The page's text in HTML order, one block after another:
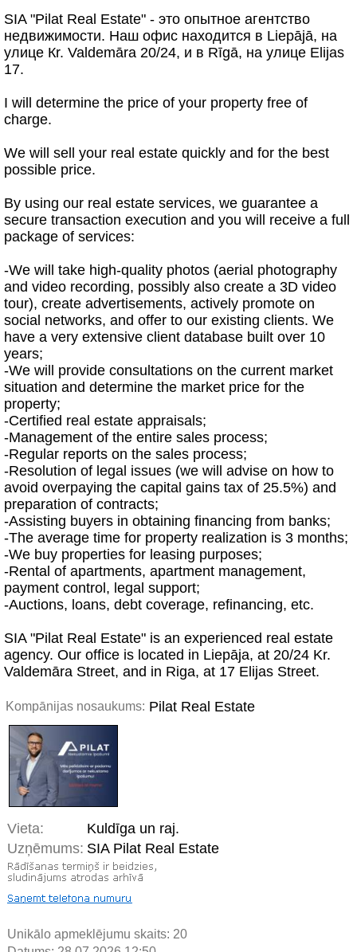
SIA "Pilat Real Estate" - это опытное агентство
недвижимости. Наш офис находится в Liepājā, на
улице Кr. Valdemāra 20/24, и в Rīgā, на улице Elijas
17.
I will determine the price of your property free of
charge.
We will sell your real estate quickly and for the best
possible price.
By using our real estate services, we guarantee a
secure transaction execution and you will receive a full
package of services:
-We will take high-quality photos (aerial photography
and video recording, possibly also create a 3D video
tour), create advertisements, actively promote on
social networks, and offer to our existing clients. We
have a very extensive client database built over 10
years;
-We will provide consultations on the current market
situation and determine the market price for the
property;
-Certified real estate appraisals;
-Management of the entire sales process;
-Regular reports on the sales process;
-Resolution of legal issues (we will advise on how to
avoid overpaying the capital gains tax of 25.5%) and
preparation of contracts;
-Assisting buyers in obtaining financing from banks;
-The average time for property realization is 3 months;
-We buy properties for leasing purposes;
-Rental of apartments, apartment management,
payment control, legal support;
-Auctions, loans, debt coverage, refinancing, etc.
SIA "Pilat Real Estate" is an experienced real estate
agency. Our office is located in Liepāja, at 20/24 Kr.
Valdemāra Street, and in Riga, at 17 Elijas Street.
Kompānijas nosaukums: Pilat Real Estate
Vieta:
Kuldīga un raj.
Uzņēmums: SIA Pilat Real Estate
Unikālo apmeklējumu skaits: 20